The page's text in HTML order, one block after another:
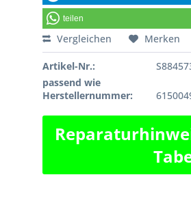
teilen
Vergleichen Merken
Artikel-Nr.:
passend wie
Herstellernummer: